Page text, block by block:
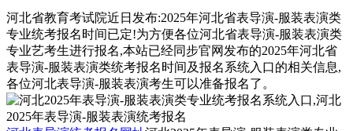
河北省教育考试院近日发布:2025年河北省表导演-服装表演类
专业统考报名时间已定!为方便各位河北省表导演-服装表演类
专业艺考生进行报名,本站已经同步官网发布的2025年河北省
表导演-服装表演类统考报名时间及报名系统入口的相关信息,
各位河北表导演-服装表演考生可以准备报名了。